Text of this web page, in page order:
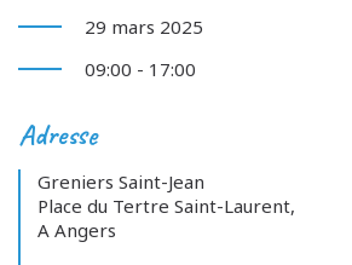
29 mars 2025
09:00 - 17:00
Adresse
Greniers Saint-Jean
Place du Tertre Saint-Laurent,
A Angers